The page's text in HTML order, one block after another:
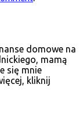
domowe na
mamą
się mnie
kliknij